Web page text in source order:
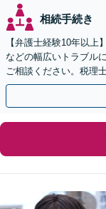
相続手続き
【弁護士経験10年以上
などの幅広いトラブル
ご相談ください。税理
間・休日の相談可能】